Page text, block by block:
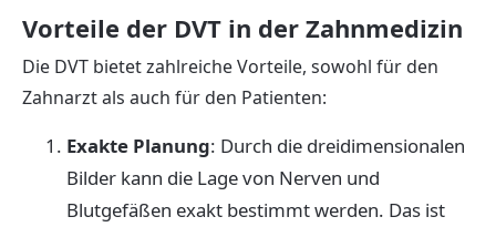
Vorteile der DVT in der Zahnmedizin
Die DVT bietet zahlreiche Vorteile, sowohl für den
Zahnarzt als auch für den Patienten:
Exakte Planung: Durch die dreidimensionalen
Bilder kann die Lage von Nerven und
Blutgefäßen exakt bestimmt werden. Das ist